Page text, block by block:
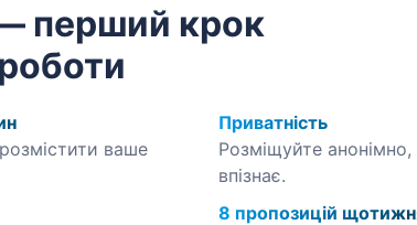
перший крок
ваше
Приватність
Розміщуйте анонімно,
впізнає.
8 пропозицій